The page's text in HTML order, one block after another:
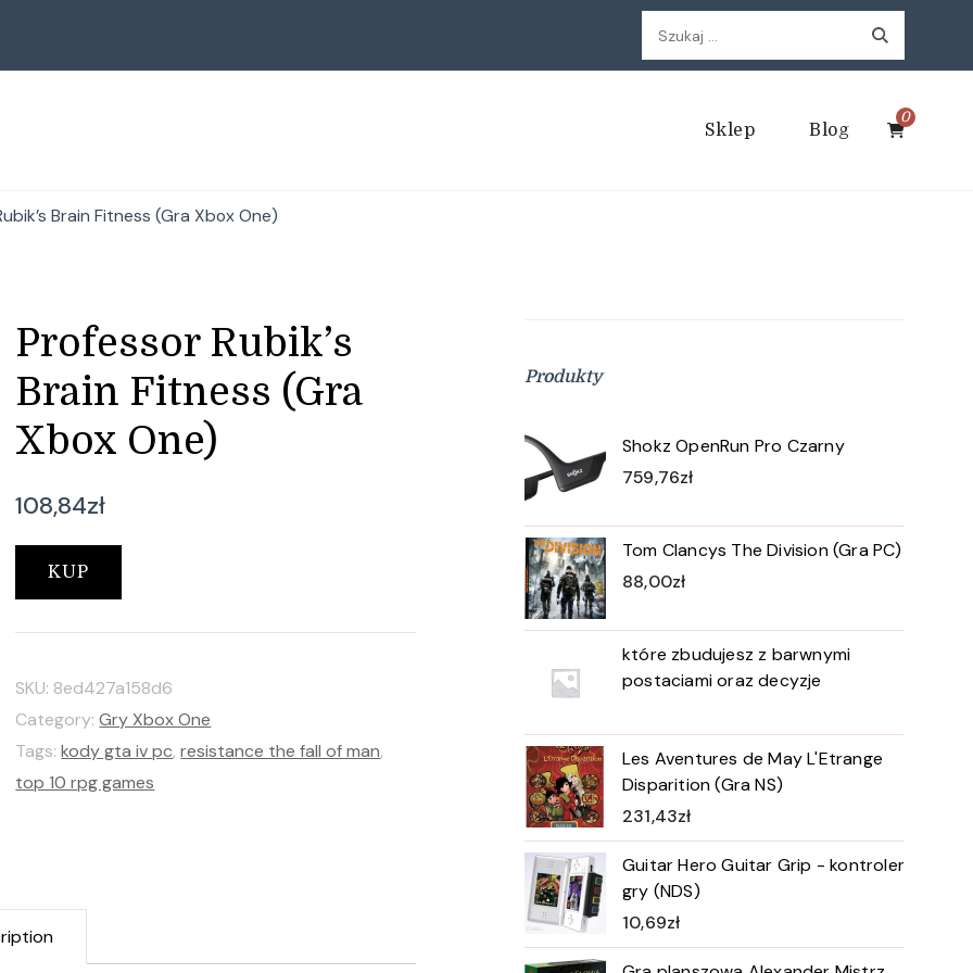
Szukaj:
Sklep Blog
0
Brain Fitness (Gra Xbox One)
Professor Rubik’s
Brain Fitness (Gra
Xbox One)
108,84zł
KUP
SKU: 8ed427a158d6
Category:Gry Xbox One
Tags:kody gta iv pc,resistance the fall of man,
top 10 rpg games
Produkty
Shokz OpenRun Pro Czarny
759,76zł
Tom Clancys The Division (Gra PC)
88,00zł
które zbudujesz z barwnymi
postaciami oraz decyzje
Les Aventures de May L'Etrange
Disparition (Gra NS)
231,43zł
Guitar Hero Guitar Grip - kontroler
gry (NDS)
10,69zł